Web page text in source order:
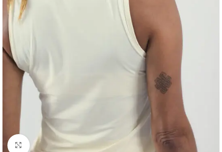
Clique para ampliar